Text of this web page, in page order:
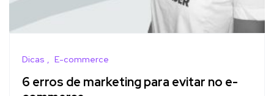
Dicas E-commerce
6 erros de marketing para evitar no e-